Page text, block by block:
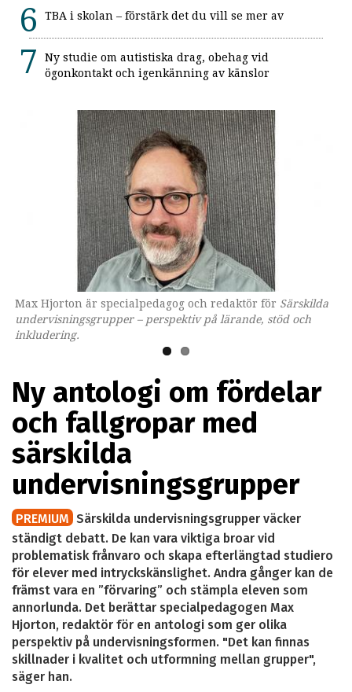
TBA i skolan – förstärk det du vill se mer av
Ny studie om autistiska drag, obehag vid
ögonkontakt och igenkänning av känslor
Max Hjorton är specialpedagog och redaktör för Särskilda
undervisningsgrupper – perspektiv på lärande, stöd och
inkludering.
Omslaget till boken som ges ut av Lärarförlaget.
Ny antologi om fördelar
och fallgropar med
särskilda
undervisningsgrupper
PREMIUM Särskilda undervisningsgrupper väcker
ständigt debatt. De kan vara viktiga broar vid
problematisk frånvaro och skapa efterlängtad studiero
för elever med intryckskänslighet. Andra gånger kan de
främst vara en ”förvaring” och stämpla eleven som
annorlunda. Det berättar specialpedagogen Max
Hjorton, redaktör för en antologi som ger olika
perspektiv på undervisningsformen. "Det kan finnas
skillnader i kvalitet och utformning mellan grupper",
säger han.